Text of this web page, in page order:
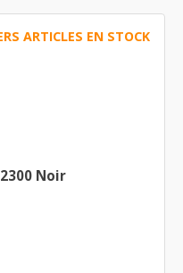
ARTICLES EN STOCK
Noir